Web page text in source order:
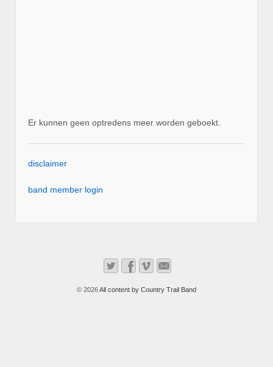
Er kunnen geen optredens meer worden geboekt.
disclaimer
band member login
© 2026All content by Country Trail Band